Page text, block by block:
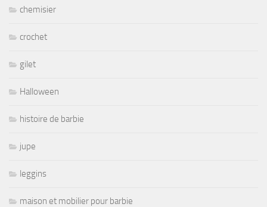
chemisier
crochet
gilet
Halloween
histoire de barbie
jupe
leggins
maison et mobilier pour barbie